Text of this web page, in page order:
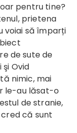
prietena
voiai să împarți
de sute de
şi Ovid
nimic, mai
le-au lăsat-o
de stranie,
că sunt